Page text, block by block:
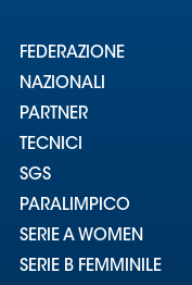
FEDERAZIONE
NAZIONALI
PARTNER
TECNICI
SGS
PARALIMPICO
SERIE A WOMEN
SERIE B FEMMINILE